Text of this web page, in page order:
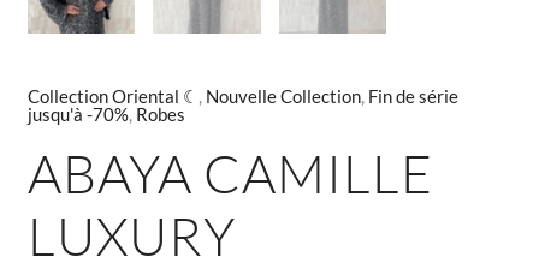
Collection Oriental ☾ , Nouvelle Collection, Fin de série
jusqu'à -70%, Robes
ABAYA CAMILLE
LUXURY